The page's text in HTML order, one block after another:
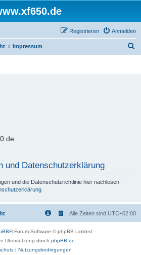
Anmelden
Registrieren
Impressum
und Datenschutzerklärung
und die Datenschutzrichtlinie hier nachlesen:
Alle Zeiten sind UTC+02:00
® Forum Software © phpBB Limited
Übersetzung durch phpBB.de
| Nutzungsbedingungen